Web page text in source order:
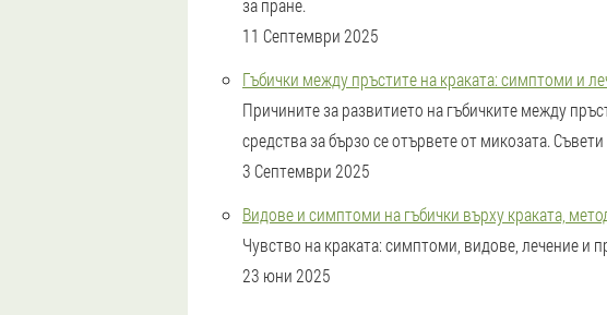
за пране.
11 Септември 2025
Гъбички между пръстите на краката: симптоми и
Причините за развитието на гъбичките между
средства за бързо се отървете от микозата.
3 Септември 2025
Видове и симптоми на гъбички върху краката,
Чувство на краката: симптоми, видове, лечение и
23 юни 2025